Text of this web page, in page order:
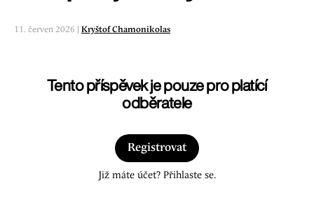
11. červen 2026 | Kryštof Chamonikolas
Tento příspěvek je pouze pro platící
odběratele
Registrovat
Již máte účet? Přihlaste se.